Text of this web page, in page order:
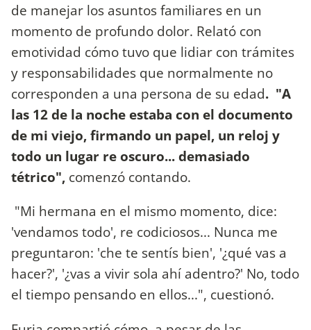
de manejar los asuntos familiares en un
momento de profundo dolor. Relató con
emotividad cómo tuvo que lidiar con trámites
y responsabilidades que normalmente no
corresponden a una persona de su edad. "A
las 12 de la noche estaba con el documento
de mi viejo, firmando un papel, un reloj y
todo un lugar re oscuro... demasiado
tétrico", comenzó contando.
"Mi hermana en el mismo momento, dice:
'vendamos todo', re codiciosos... Nunca me
preguntaron: 'che te sentís bien', '¿qué vas a
hacer?', '¿vas a vivir sola ahí adentro?' No, todo
el tiempo pensando en ellos...", cuestionó.